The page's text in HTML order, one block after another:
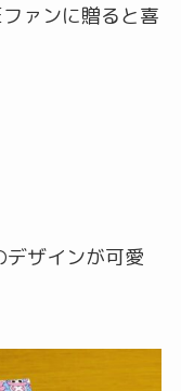
ァンに贈ると喜
ザインが可愛